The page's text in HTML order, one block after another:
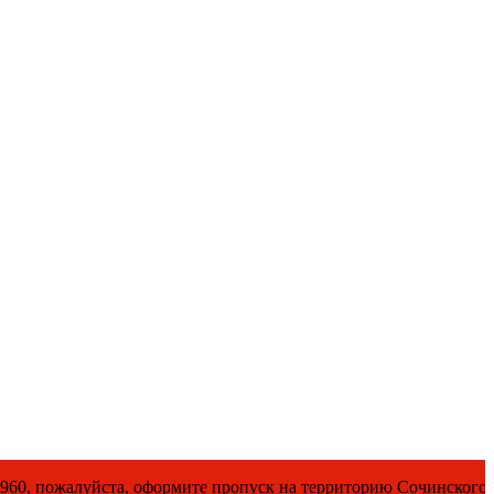
оформите пропуск на территорию Сочинского национального